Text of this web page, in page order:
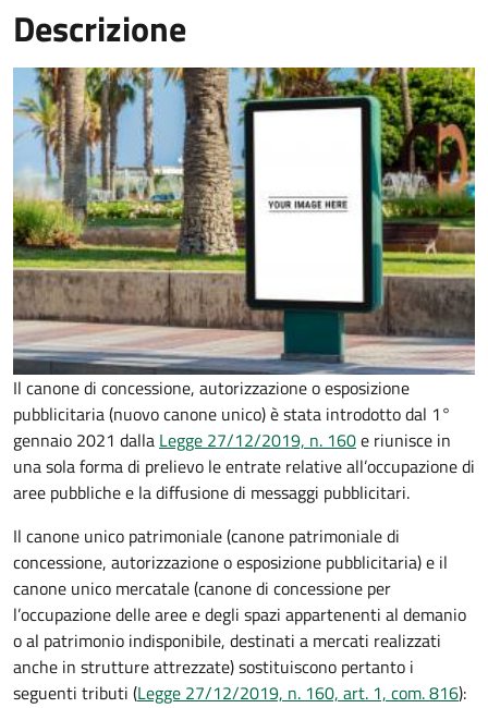
Descrizione
Il canone di concessione, autorizzazione o esposizione
pubblicitaria (nuovo canone unico) è stata introdotto dal 1°
gennaio 2021 dalla Legge 27/12/2019, n. 160e riunisce in
una sola forma di prelievo le entrate relative all’occupazione di
aree pubbliche e la diffusione di messaggi pubblicitari.
Il canone unico patrimoniale (canone patrimoniale di
concessione, autorizzazione o esposizione pubblicitaria) e il
canone unico mercatale (canone di concessione per
l’occupazione delle aree e degli spazi appartenenti al demanio
o al patrimonio indisponibile, destinati a mercati realizzati
anche in strutture attrezzate) sostituiscono pertanto i
seguenti tributi (Legge 27/12/2019, n. 160, art. 1, com. 816):